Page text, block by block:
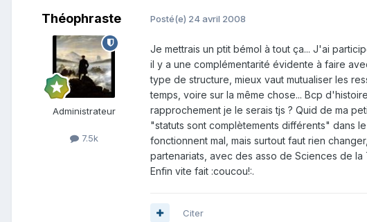
Théophraste
Administrateur
7.5k
Posté(e) 24 avril 2008
Je mettrais un ptit bémol à tout ça... J'ai
il y a une complémentarité évidente à faire
type de structure, mieux vaut mutualiser les
temps, voire sur la même chose... Bcp
rapprochement je le serais tjs ? Quid de ma
"statuts sont complètements différents" dans
fonctionnent mal, mais surtout faut rien
partenariats, avec des asso de Sciences de la
Enfin vite fait :coucou!:.
Citer